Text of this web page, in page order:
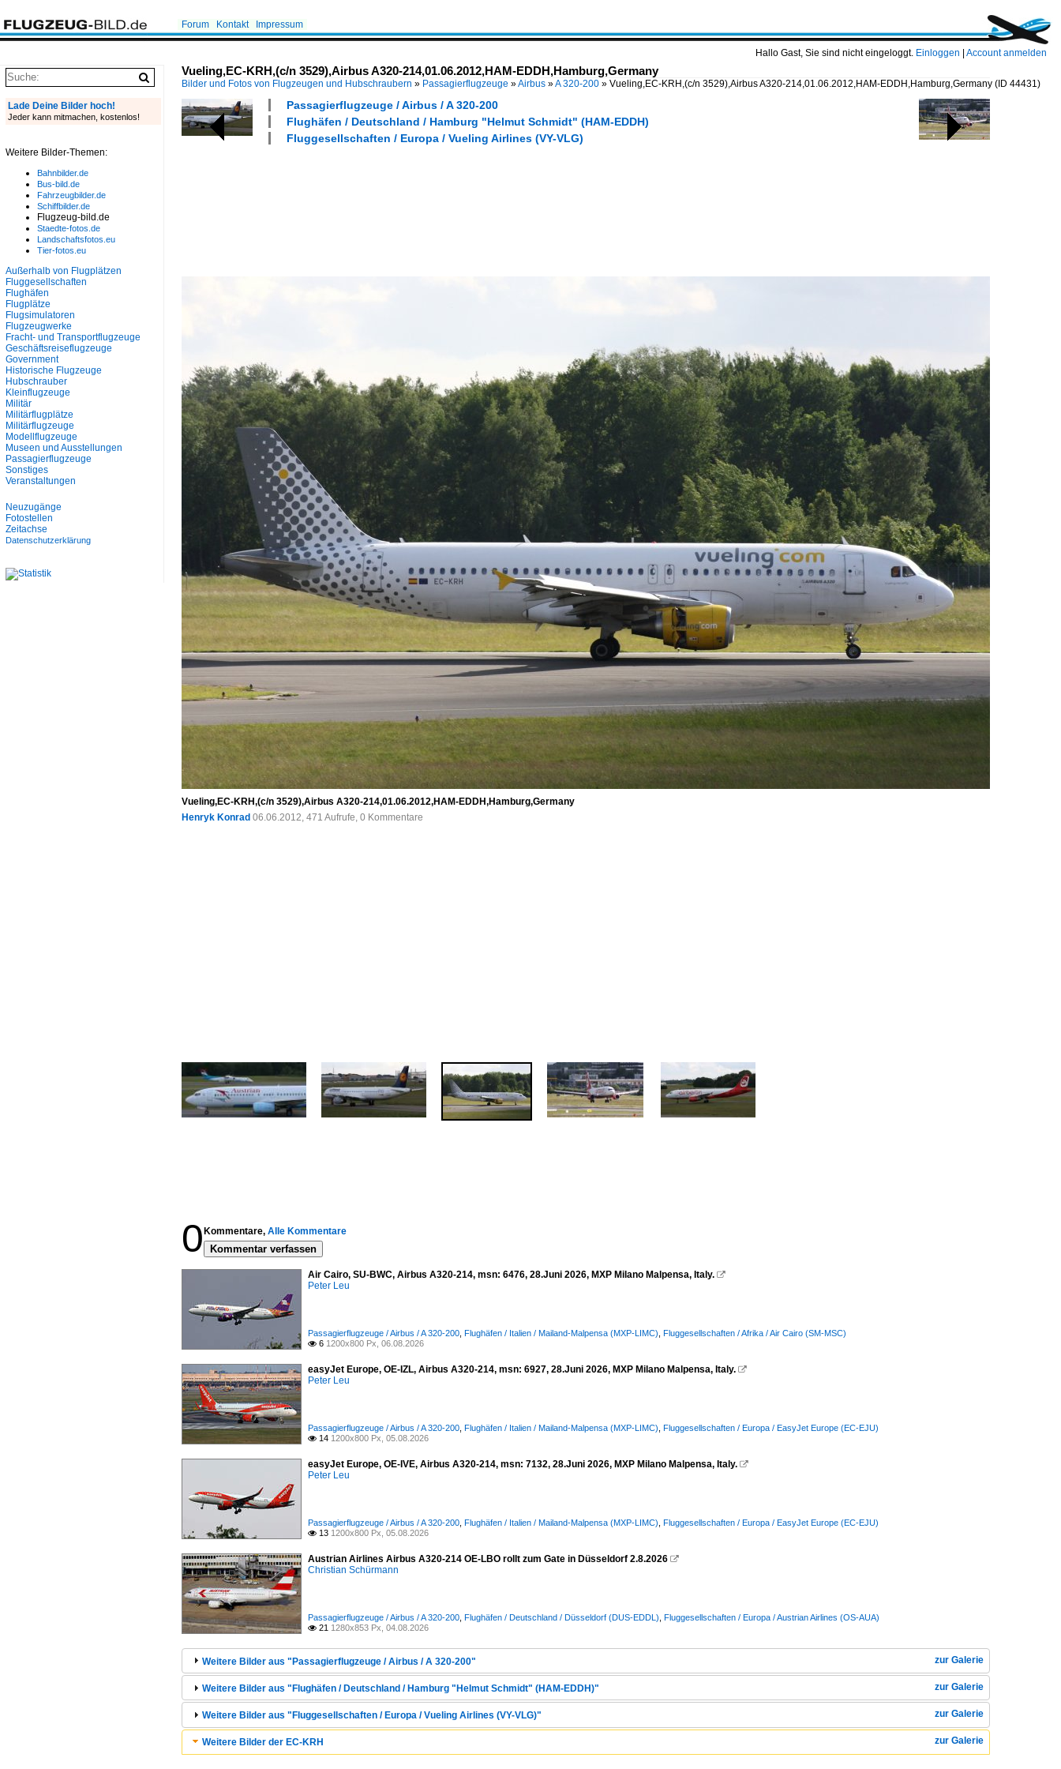
Hallo Gast, Sie sind nicht eingeloggt. Einloggen Account anmelden
Forum Kontakt Impressum
Vueling,EC-KRH,(c/n 3529),Airbus A320-214,01.06.2012,HAM-EDDH,Hamburg,Germany
Bilder und Fotos von Flugzeugen und Hubschraubern » Passagierflugzeuge »Airbus »A 320-200 » Vueling,EC-KRH,(c/n 3529),Airbus A320-214,01.06.2012,HAM-EDDH,Hamburg,Germany (ID 44431)
Passagierflugzeuge / Airbus / A 320-200
Flughäfen / Deutschland / Hamburg "Helmut Schmidt" (HAM-EDDH)
Fluggesellschaften / Europa / Vueling Airlines (VY-VLG)
Vueling,EC-KRH,(c/n 3529),Airbus A320-214,01.06.2012,HAM-EDDH,Hamburg,Germany
Henryk Konrad 06.06.2012, 471 Aufrufe, 0 Kommentare
0 Kommentare, Alle Kommentare
Kommentar verfassen
Air Cairo, SU-BWC, Airbus A320-214, msn: 6476, 28.Juni 2026, MXP Milano Malpensa, Italy. 
Peter Leu
Passagierflugzeuge / Airbus / A 320-200 Flughäfen / Italien / Mailand-Malpensa (MXP-LIMC) Fluggesellschaften / Afrika / Air Cairo (SM-MSC)
 6 1200x800 Px, 06.08.2026
easyJet Europe, OE-IZL, Airbus A320-214, msn: 6927, 28.Juni 2026, MXP Milano Malpensa, Italy. 
Peter Leu
Passagierflugzeuge / Airbus / A 320-200 Flughäfen / Italien / Mailand-Malpensa (MXP-LIMC) Fluggesellschaften / Europa / EasyJet Europe (EC-EJU)
 14 1200x800 Px, 05.08.2026
easyJet Europe, OE-IVE, Airbus A320-214, msn: 7132, 28.Juni 2026, MXP Milano Malpensa, Italy. 
Peter Leu
Passagierflugzeuge / Airbus / A 320-200 Flughäfen / Italien / Mailand-Malpensa (MXP-LIMC) Fluggesellschaften / Europa / EasyJet Europe (EC-EJU)
 13 1200x800 Px, 05.08.2026
Austrian Airlines Airbus A320-214 OE-LBO rollt zum Gate in Düsseldorf 2.8.2026 
Christian Schürmann
Passagierflugzeuge / Airbus / A 320-200 Flughäfen / Deutschland / Düsseldorf (DUS-EDDL) Fluggesellschaften / Europa / Austrian Airlines (OS-AUA)
 21 1280x853 Px, 04.08.2026
zur Galerie
Weitere Bilder aus "Passagierflugzeuge / Airbus / A 320-200"
zur Galerie
Weitere Bilder aus "Flughäfen / Deutschland / Hamburg "Helmut Schmidt" (HAM-EDDH)"
zur Galerie
Weitere Bilder aus "Fluggesellschaften / Europa / Vueling Airlines (VY-VLG)"
zur Galerie
Weitere Bilder der EC-KRH
Lade Deine Bilder hoch!
Jeder kann mitmachen, kostenlos!
Weitere Bilder-Themen:
Bahnbilder.de
Bus-bild.de
Fahrzeugbilder.de
Schiffbilder.de
Flugzeug-bild.de
Staedte-fotos.de
Landschaftsfotos.eu
Tier-fotos.eu
Außerhalb von Flugplätzen
Fluggesellschaften
Flughäfen
Flugplätze
Flugsimulatoren
Flugzeugwerke
Fracht- und Transportflugzeuge
Geschäftsreiseflugzeuge
Government
Historische Flugzeuge
Hubschrauber
Kleinflugzeuge
Militär
Militärflugplätze
Militärflugzeuge
Modellflugzeuge
Museen und Ausstellungen
Passagierflugzeuge
Sonstiges
Veranstaltungen
Neuzugänge
Fotostellen
Zeitachse
Datenschutzerklärung